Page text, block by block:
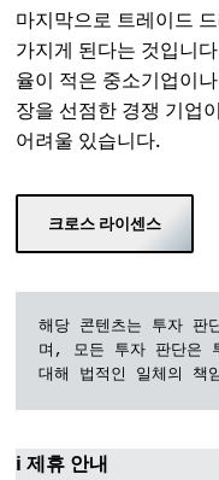
마지막으로 트레이드
가지게 된다는 것입니
율이 적은 중소기업이
장을 선점한 경쟁 기업
어려울 있습니다.
크로스 라이센스
해당 콘텐츠는 투자 판
며, 모든 투자 판단은
대해 법적인 일체의 책
ℹ️ 제휴 안내